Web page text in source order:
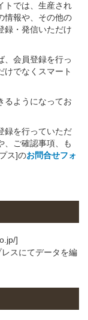
トでは、生産され
情報や、その他の
録・発信いただけ
、会員登録を行っ
けでなくスマート
るようになってお
録を行っていただ
、ご確認事項、も
ス]のお問合せフォ
]
スにてデータを編